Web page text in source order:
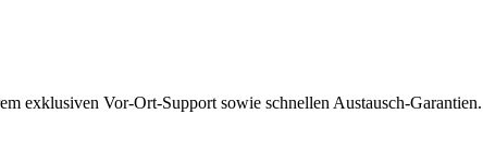
exklusiven Vor-Ort-Support sowie schnellen Austausch-Garantien.